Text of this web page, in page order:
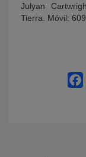
Julyan
Tierra. Móvil: